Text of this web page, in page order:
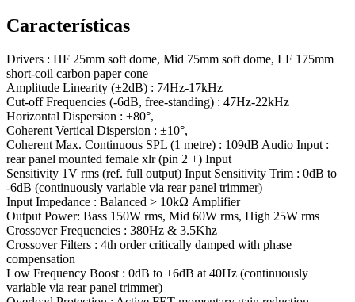
Características
Drivers : HF 25mm soft dome, Mid 75mm soft dome, LF 175mm
short-coil carbon paper cone
Amplitude Linearity (±2dB) : 74Hz-17kHz
Cut-off Frequencies (-6dB, free-standing) : 47Hz-22kHz
Horizontal Dispersion : ±80°,
Coherent Vertical Dispersion : ±10°,
Coherent Max. Continuous SPL (1 metre) : 109dB Audio Input :
rear panel mounted female xlr (pin 2 +) Input
Sensitivity 1V rms (ref. full output) Input Sensitivity Trim : 0dB to
-6dB (continuously variable via rear panel trimmer)
Input Impedance : Balanced > 10kΩ Amplifier
Output Power: Bass 150W rms, Mid 60W rms, High 25W rms
Crossover Frequencies : 380Hz & 3.5Khz
Crossover Filters : 4th order critically damped with phase
compensation
Low Frequency Boost : 0dB to +6dB at 40Hz (continuously
variable via rear panel trimmer)